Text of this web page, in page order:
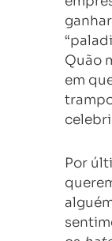
Quão
em
Por